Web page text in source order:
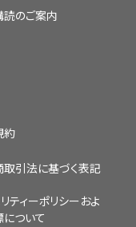
のご案内
約
引法に基づく表記
ティーポリシー およ
ついて